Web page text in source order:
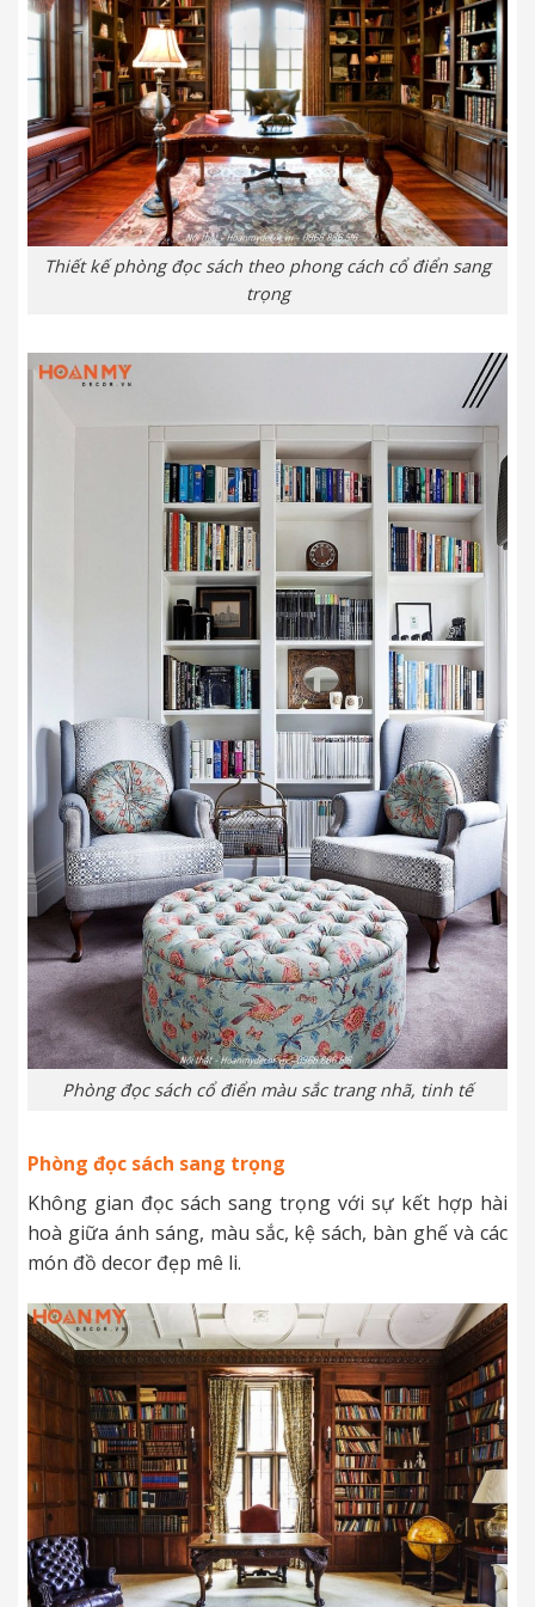
Thiết kế phòng đọc sách theo phong cách cổ điển sang
trọng
Phòng đọc sách cổ điển màu sắc trang nhã, tinh tế
Phòng đọc sách sang trọng
Không gian đọc sách sang trọng với sự kết hợp hài
hoà giữa ánh sáng, màu sắc, kệ sách, bàn ghế và các
món đồ decor đẹp mê li.